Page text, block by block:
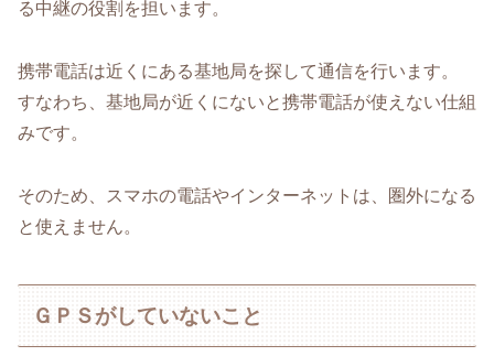
る中継の役割を担います。
携帯電話は近くにある基地局を探して通信を行います。
すなわち、基地局が近くにないと携帯電話が使えない仕組
みです。
そのため、スマホの電話やインターネットは、圏外になる
と使えません。
ＧＰＳがしていないこと